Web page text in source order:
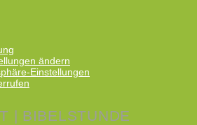
ändern
Einstellungen
| BIBELSTUNDE